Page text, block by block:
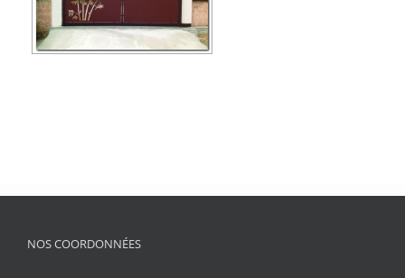
NOS COORDONNÉES